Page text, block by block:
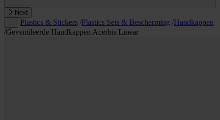
Next
Plastics & Stickers /Plastics Sets & Bescherming /Handkappen
/Geventileerde Handkappen Acerbis Linear